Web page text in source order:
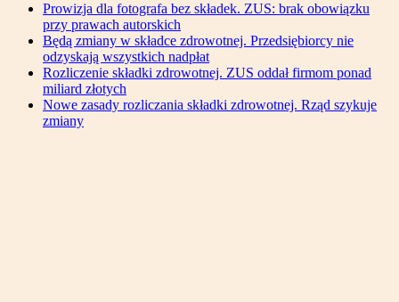
Prowizja dla fotografa bez składek. ZUS: brak obowiązku
przy prawach autorskich
Będą zmiany w składce zdrowotnej. Przedsiębiorcy nie
odzyskają wszystkich nadpłat
Rozliczenie składki zdrowotnej. ZUS oddał firmom ponad
miliard złotych
Nowe zasady rozliczania składki zdrowotnej. Rząd szykuje
zmiany